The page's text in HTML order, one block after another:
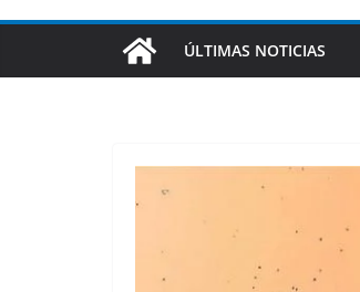
ÚLTIMAS NOTICIAS